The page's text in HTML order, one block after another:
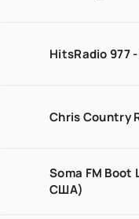
HitsRadio 977
Chris Country
Soma FM
США)